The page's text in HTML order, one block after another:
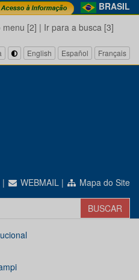
BRASIL
menu [2] | Ir para a busca [3]
English Español Français
| WEBMAIL | Mapa do Site